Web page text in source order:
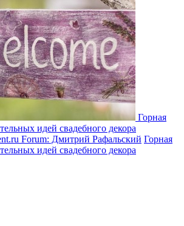
Горная
идей свадебного декора
Forum: Дмитрий Рафальский Горная
идей свадебного декора